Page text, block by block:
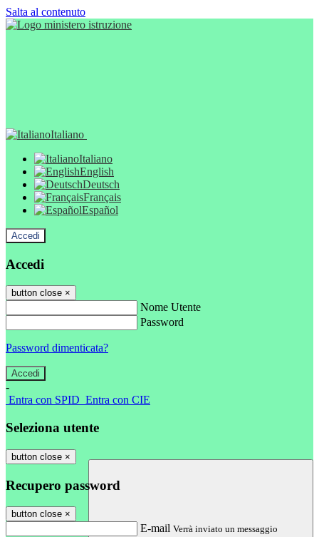
Salta al contenuto
Italiano
Italiano
English
Deutsch
Français
Español
Accedi
Accedi
button close ×
Nome Utente
Password
Password dimenticata?
-
Entra con SPID Entra con CIE
Seleziona utente
button close ×
Recupero password
button close ×
E-mail Verrà inviato un messaggio